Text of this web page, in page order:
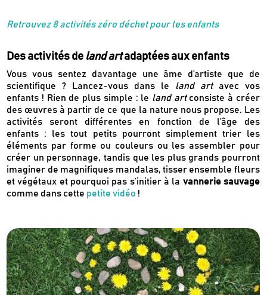
Retrouvez 8 activités zéro déchet pour les enfants
Des activités de land artadaptées aux enfants
Vous vous sentez davantage une âme d’artiste que de
scientifique ? Lancez-vous dans le land artavec vos
enfants ! Rien de plus simple : le land artconsiste à créer
des œuvres à partir de ce que la nature nous propose. Les
activités seront différentes en fonction de l’âge des
enfants : les tout petits pourront simplement trier les
éléments par forme ou couleurs ou les assembler pour
créer un personnage, tandis que les plus grands pourront
imaginer de magnifiques mandalas, tisser ensemble fleurs
et végétaux et pourquoi pas s’initier à la vannerie sauvage
comme dans cette petite vidéo !